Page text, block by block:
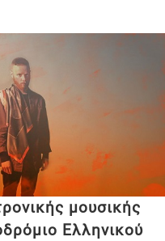
μουσικής
Ελληνικού